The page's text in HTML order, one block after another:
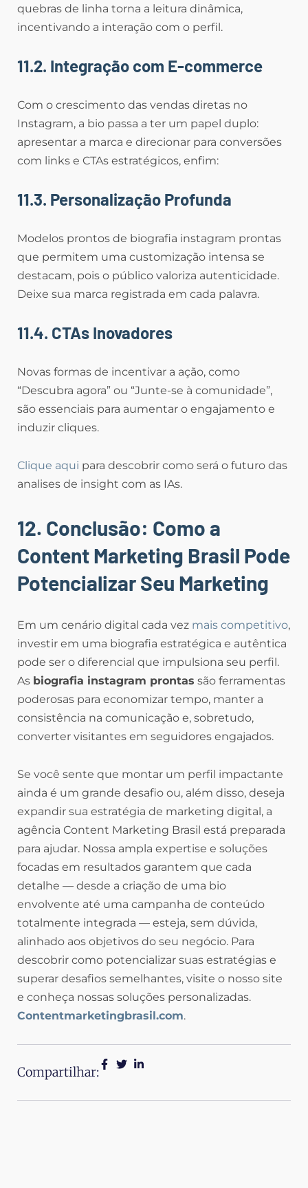
quebras de linha torna a leitura dinâmica,
incentivando a interação com o perfil.
11.2. Integração com E-commerce
Com o crescimento das vendas diretas no
Instagram, a bio passa a ter um papel duplo:
apresentar a marca e direcionar para conversões
com links e CTAs estratégicos, enfim:
11.3. Personalização Profunda
Modelos prontos de biografia instagram prontas
que permitem uma customização intensa se
destacam, pois o público valoriza autenticidade.
Deixe sua marca registrada em cada palavra.
11.4. CTAs Inovadores
Novas formas de incentivar a ação, como
“Descubra agora” ou “Junte-se à comunidade”,
são essenciais para aumentar o engajamento e
induzir cliques.
Clique aqui para descobrir como será o futuro das
analises de insight com as IAs.
12. Conclusão: Como a
Content Marketing Brasil Pode
Potencializar Seu Marketing
Em um cenário digital cada vez mais competitivo,
investir em uma biografia estratégica e autêntica
pode ser o diferencial que impulsiona seu perfil.
As biografia instagram prontas são ferramentas
poderosas para economizar tempo, manter a
consistência na comunicação e, sobretudo,
converter visitantes em seguidores engajados.
Se você sente que montar um perfil impactante
ainda é um grande desafio ou, além disso, deseja
expandir sua estratégia de marketing digital, a
agência Content Marketing Brasil está preparada
para ajudar. Nossa ampla expertise e soluções
focadas em resultados garantem que cada
detalhe — desde a criação de uma bio
envolvente até uma campanha de conteúdo
totalmente integrada — esteja, sem dúvida,
alinhado aos objetivos do seu negócio. Para
descobrir como potencializar suas estratégias e
superar desafios semelhantes, visite o nosso site
e conheça nossas soluções personalizadas.
Contentmarketingbrasil.com.
Compartilhar: